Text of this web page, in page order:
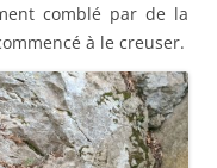
comblé par de la
à le creuser.